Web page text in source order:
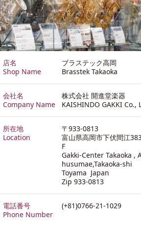
店名
Shop Name
ブラステック高岡
Brasstek Takaoka
会社名
Company Name
株式会社 開進堂楽器
KAISHINDO GAKKI Co.,
所在地
Location
〒933-0813
富山県高岡市下伏間江
F
Gakki-Center Takaoka ,
husumae,Takaoka-shi
Toyama Japan
Zip 933-0813
電話番号
Phone Number
(+81)0766-21-1029